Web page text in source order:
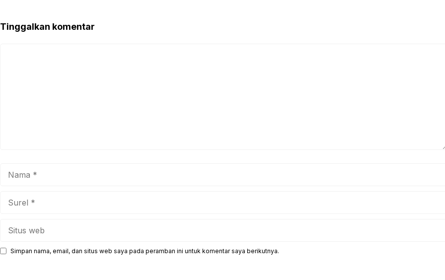
Tinggalkan komentar
Simpan nama, email, dan situs web saya pada peramban ini untuk komentar saya berikutnya.